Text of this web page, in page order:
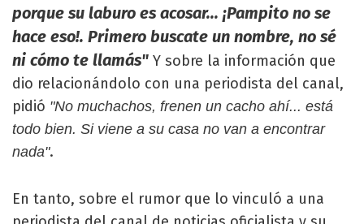
porque su laburo es acosar... ¡Pampito no se
hace eso!. Primero buscate un nombre, no sé
ni cómo te llamás" Y sobre la información que
dio relacionándolo con una periodista del canal,
pidió "No muchachos, frenen un cacho ahí... está
todo bien. Si viene a su casa no van a encontrar
nada".
En tanto, sobre el rumor que lo vinculó a una